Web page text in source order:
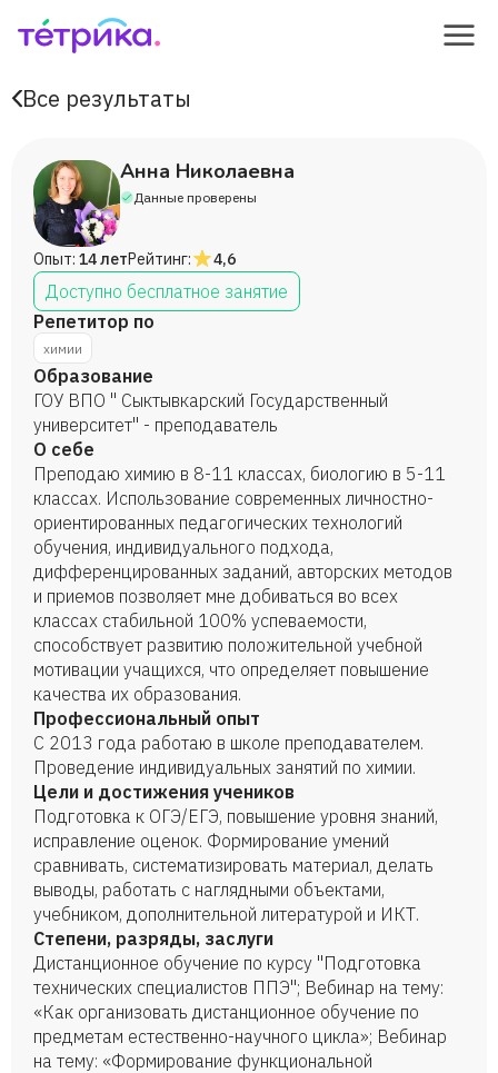
Все результаты
Анна Николаевна
Данные проверены
Опыт: 14 летРейтинг: 4,6
Доступно бесплатное занятие
Репетитор по
химии
Образование
ГОУ ВПО " Сыктывкарский Государственный
университет" - преподаватель
О себе
Преподаю химию в 8-11 классах, биологию в 5-11
классах. Использование современных личностно-
ориентированных педагогических технологий
обучения, индивидуального подхода,
дифференцированных заданий, авторских методов
и приемов позволяет мне добиваться во всех
классах стабильной 100% успеваемости,
способствует развитию положительной учебной
мотивации учащихся, что определяет повышение
качества их образования.
Профессиональный опыт
С 2013 года работаю в школе преподавателем.
Проведение индивидуальных занятий по химии.
Цели и достижения учеников
Подготовка к ОГЭ/ЕГЭ, повышение уровня знаний,
исправление оценок. Формирование умений
сравнивать, систематизировать материал, делать
выводы, работать с наглядными объектами,
учебником, дополнительной литературой и ИКТ.
Степени, разряды, заслуги
Дистанционное обучение по курсу "Подготовка
технических специалистов ППЭ"; Вебинар на тему:
«Как организовать дистанционное обучение по
предметам естественно-научного цикла»; Вебинар
на тему: «Формирование функциональной